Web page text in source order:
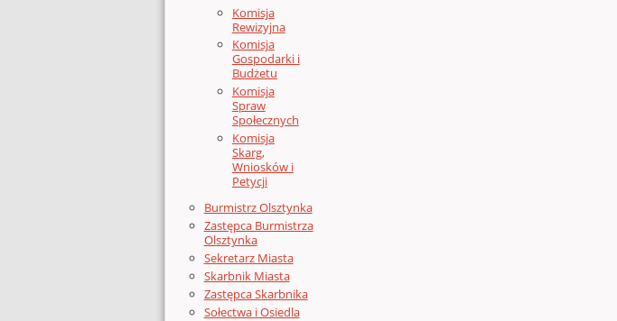
Komisja
Rewizyjna
Komisja
Gospodarki i
Budżetu
Komisja
Spraw
Społecznych
Komisja
Skarg,
Wniosków i
Petycji
Burmistrz Olsztynka
Zastępca Burmistrza
Olsztynka
Sekretarz Miasta
Skarbnik Miasta
Zastępca Skarbnika
Sołectwa i Osiedla